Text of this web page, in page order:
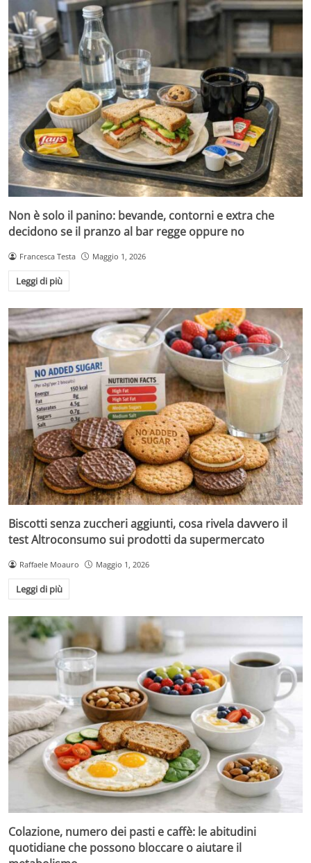
Non è solo il panino: bevande, contorni e extra che
decidono se il pranzo al bar regge oppure no
Francesca Testa Maggio 1, 2026
Leggi di più
Biscotti senza zuccheri aggiunti, cosa rivela davvero il
test Altroconsumo sui prodotti da supermercato
Raffaele Moauro Maggio 1, 2026
Leggi di più
Colazione, numero dei pasti e caffè: le abitudini
quotidiane che possono bloccare o aiutare il